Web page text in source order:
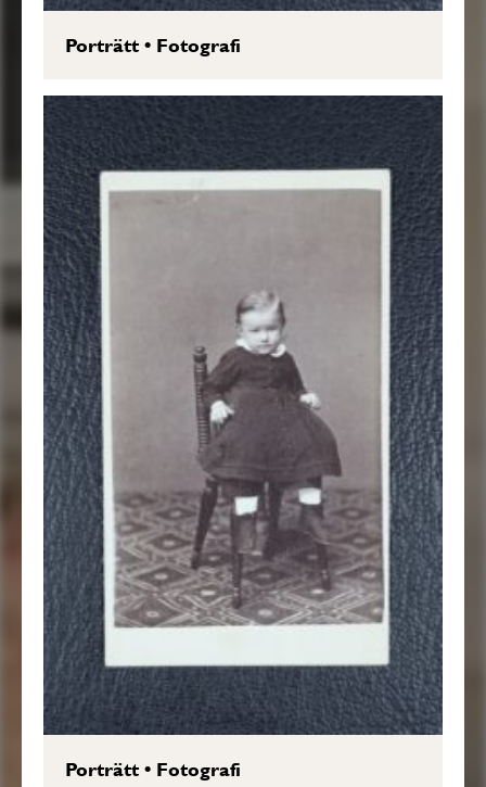
Porträtt• Fotografi
Porträtt• Fotografi